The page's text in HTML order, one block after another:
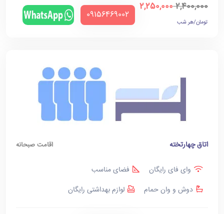
2,400,000
2,250,000
تومان/هر شب
‪09156469002‬
اتاق چهارتخته اقامت صبحانه
وای فای رایگان
فضای مناسب
دوش و وان حمام
لوازم بهداشتی رایگان